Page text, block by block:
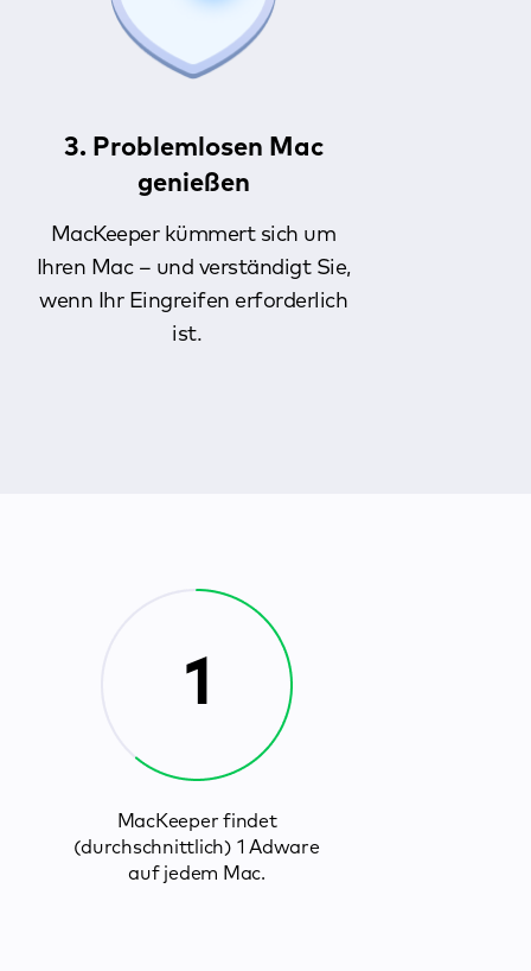
3. Problemlosen Mac
genießen
MacKeeper kümmert sich um
Ihren Mac – und verständigt Sie,
wenn Ihr Eingreifen erforderlich
ist.
1
MacKeeper findet
(durchschnittlich) 1 Adware
auf jedem Mac.